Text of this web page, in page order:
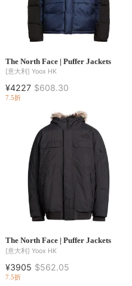
The North Face | Puffer Jackets
[意大利] Yoox HK
¥4227 $608.30
7.5折
The North Face | Puffer Jackets
[意大利] Yoox HK
¥3905 $562.05
7.5折